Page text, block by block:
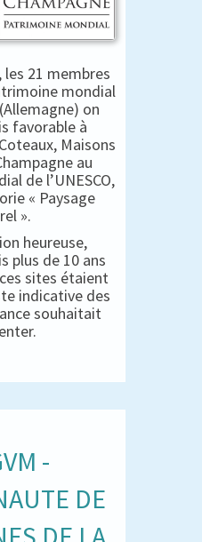
les 21 membres
mondial
on
favorable à
Maisons
au
de l’UNESCO,
« Paysage
».
heureuse,
plus de 10 ans
sites étaient
indicative des
souhaitait
-
DE